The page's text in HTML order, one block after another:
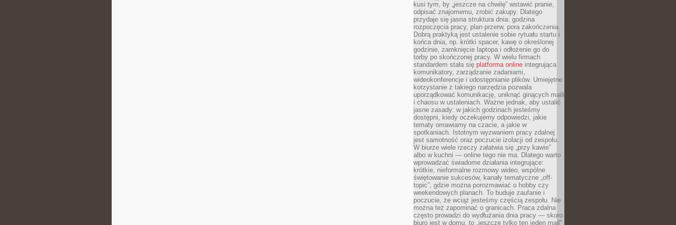
kusi tym, by „jeszcze na chwilę” wstawić pranie,
odpisać znajomemu, zrobić zakupy. Dlatego
przydaje się jasna struktura dnia: godzina
rozpoczęcia pracy, plan przerw, pora zakończenia.
Dobrą praktyką jest ustalenie sobie rytuału startu i
końca dnia, np. krótki spacer, kawę o określonej
godzinie, zamknięcie laptopa i odłożenie go do
torby po skończonej pracy. W wielu firmach
standardem stała się platforma online integrująca
komunikatory, zarządzanie zadaniami,
wideokonferencje i udostępnianie plików. Umiejętne
korzystanie z takiego narzędzia pozwala
uporządkować komunikację, uniknąć ginących maili
i chaosu w ustaleniach. Ważne jednak, aby ustalić
jasne zasady: w jakich godzinach jesteśmy
dostępni, kiedy oczekujemy odpowiedzi, jakie
tematy omawiamy na czacie, a jakie w
spotkaniach. Istotnym wyzwaniem pracy zdalnej
jest samotność oraz poczucie izolacji od zespołu.
W biurze wiele rzeczy załatwia się „przy kawie”
albo w kuchni — online tego nie ma. Dlatego warto
wprowadzać świadome działania integrujące:
krótkie, nieformalne rozmowy wideo, wspólne
świętowanie sukcesów, kanały tematyczne „off-
topic”, gdzie można porozmawiać o hobby czy
weekendowych planach. To buduje zaufanie i
poczucie, że wciąż jesteśmy częścią zespołu. Nie
można też zapominać o granicach. Praca zdalna
często prowadzi do wydłużania dnia pracy — skoro
biuro jest w domu, to „jeszcze tylko ten jeden mail”